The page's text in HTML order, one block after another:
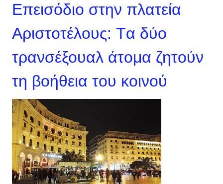
Επεισόδιο στην πλατεία
Αριστοτέλους: Tα δύο
τρανσέξουαλ άτομα ζητούν
τη βοήθεια του κοινού